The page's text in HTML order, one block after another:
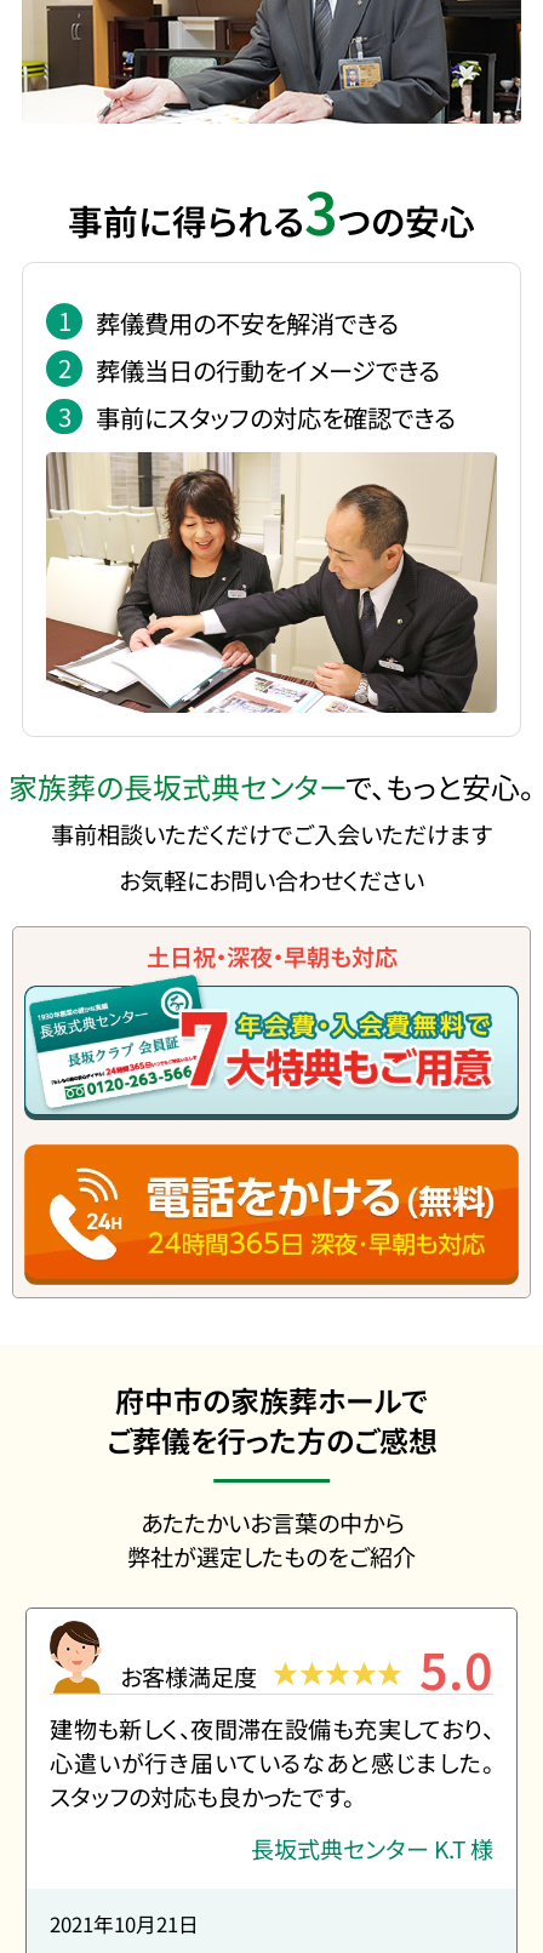
事前に得られる3つの安心
1
葬儀費用の不安を解消できる
2
葬儀当日の行動をイメージできる
3
事前にスタッフの対応を確認できる
家族葬の長坂式典センターで、もっと安心。
事前相談いただくだけでご入会いただけます
お気軽にお問い合わせください
土日祝・深夜・早朝も対応
府中市の家族葬ホールで
ご葬儀を行った方のご感想
あたたかいお言葉の中から
弊社が選定したものをご紹介
お客様満足度 5.0
建物も新しく、夜間滞在設備も充実しており、
心遣いが行き届いているなあと感じました。
スタッフの対応も良かったです。
長坂式典センター K.T 様
2021年10月21日